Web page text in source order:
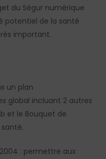
du Ségur numérique
potentiel de la santé
important.
un plan
global incluant 2 autres
et le Bouquet de
: permettre aux